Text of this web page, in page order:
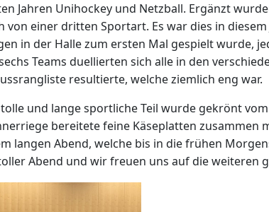
Jahren Unihockey und Netzball. Ergänzt
von einer dritten Sportart. Es war dies in diesem
in der Halle zum ersten Mal gespielt wurde,
Teams duellierten sich alle in den
resultierte, welche ziemlich eng war.
und lange sportliche Teil wurde gekrönt
bereitete feine Käseplatten zusammen
langen Abend, welche bis in die frühen
Abend und wir freuen uns auf die weiteren